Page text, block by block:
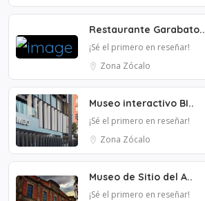
Restaurante Garabato..
¡Sé el primero en reseñar!
Zona Zócalo
Museo interactivo BI..
¡Sé el primero en reseñar!
Zona Zócalo
Museo de Sitio del A..
¡Sé el primero en reseñar!